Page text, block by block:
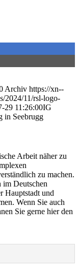
Archiv https://xn--
2024/11/rsl-logo-
29 11:26:00IG
in Seebrugg
Arbeit näher zu
zu machen.
im Deutschen
Hauptstadt und
Wenn Sie auch
Sie gerne hier den